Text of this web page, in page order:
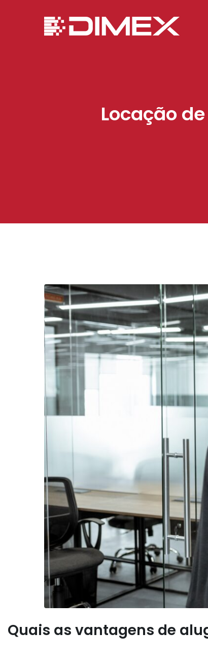
Locação
Quais as vantagens de